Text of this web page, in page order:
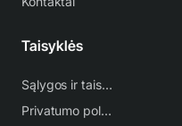
Taisyklės
Sąlygos ir taisyklės
Privatumo politika